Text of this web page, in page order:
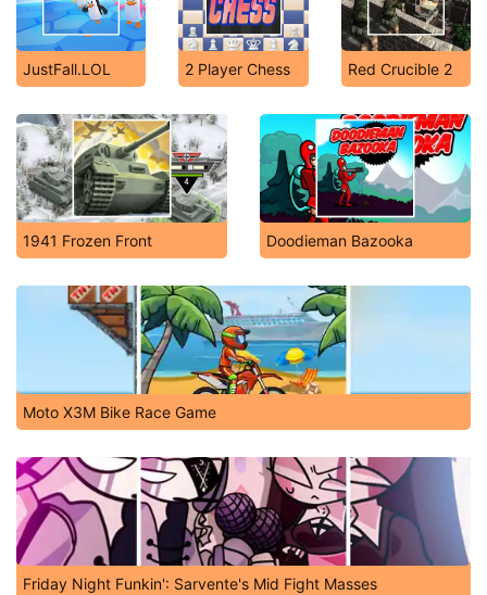
JustFall.LOL 2 Player Chess Red Crucible 2
1941 Frozen Front Doodieman Bazooka
Moto X3M Bike Race Game
Friday Night Funkin': Sarvente's Mid Fight Masses